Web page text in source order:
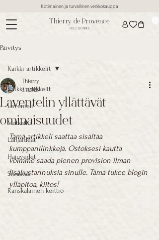
Thierry de Provence
HELSINKI
Kotimainen ja turvallinen verkkokauppa
Päivitys
Kaikki artikkelit
Laventeli
Matkailu
Lahjaideat
Hajuvedet
Sisustus
Ranskalainen keittiö
Kaikki artikkelit
Laventelin yllättävät
ominaisuudet
Thierry
3.1.2025
Tämä artikkeli saattaa sisältää
kumppanilinkkejä. Ostoksesi kautta
voimme saada pienen provision ilman
lisäkustannuksia sinulle. Tämä tukee blogin
ylläpitoa, kiitos!